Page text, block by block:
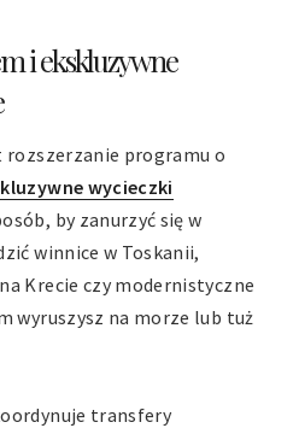
i ekskluzywne
programu o
wycieczki
by zanurzyć się w
winnice w Toskanii,
Krecie czy modernistyczne
wyruszysz na morze lub tuż
transfery